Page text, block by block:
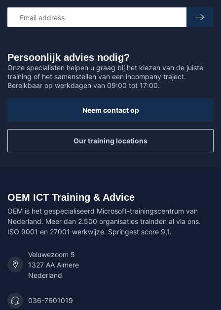
Persoonlijk advies nodig?
Onze specialisten helpen u graag bij het kiezen van de juiste
training of het samenstellen van een incompany traject.
Bereikbaar op werkdagen van 09:00 tot 17:00.
Neem contact op
Our training locations
OEM ICT Training & Advice
OEM is het gespecialiseerd Microsoft-trainingscentrum van
Nederland. Meer dan 2.500 organisaties trainden al via ons.
ISO 9001 en 27001 werkwijze. Springest score 9,1.
Veluwezoom 5
1327 AA Almere
Nederland
036-7601019